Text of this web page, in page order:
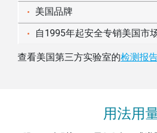
美国品牌
自1995年起安全专销美国市
查看美国第三方实验室的检测报
用法用